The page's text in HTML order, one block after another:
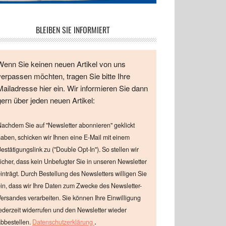
BLEIBEN SIE INFORMIERT
Sie keinen neuen Artikel von uns
möchten, tragen Sie bitte Ihre
hier ein. Wir informieren Sie dann
über jeden neuen Artikel:
Sie auf "Newsletter abonnieren" geklickt
schicken wir Ihnen eine E-Mail mit einem
zu ("Double Opt-In"). So stellen wir
dass kein Unbefugter Sie in unseren Newsletter
Durch Bestellung des Newsletters willigen Sie
dass wir Ihre Daten zum Zwecke des Newsletter-
verarbeiten. Sie können Ihre Einwilligung
widerrufen und den Newsletter wieder
Datenschutzerklärung .